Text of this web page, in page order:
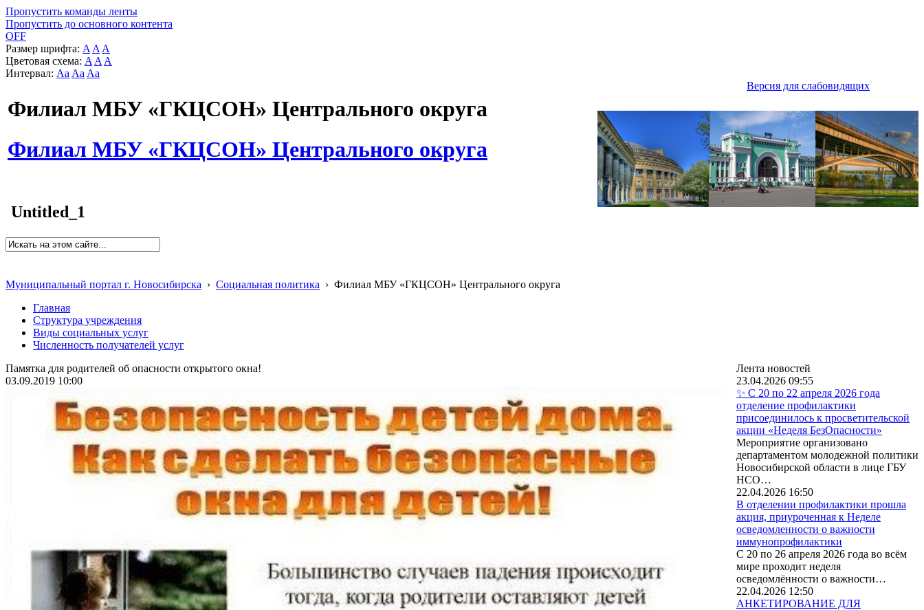
Пропустить команды ленты
Пропустить до основного контента
OFF
Размер шрифта: A A A
Цветовая схема: A A A
Интервал: Aa Aa Aa
Версия для слабовидящих
Филиал МБУ «ГКЦСОН» Центрального округа
Филиал МБУ «ГКЦСОН» Центрального округа
Untitled_1
Муниципальный портал г. Новосибирска › Социальная политика › Филиал МБУ «ГКЦСОН» Центрального округа
Главная
Структура учреждения
Виды социальных услуг
Численность получателей услуг
Памятка для родителей об опасности открытого окна!
03.09.2019 10:00
Лента новостей
23.04.2026 09:55
✨ С 20 по 22 апреля 2026 года
отделение профилактики
присоединилось к просветительской
акции «Неделя БезОпасности»
Мероприятие организовано
департаментом молодежной политики
Новосибирской области в лице ГБУ
НСО…
22.04.2026 16:50
В отделении профилактики прошла
акция, приуроченная к Неделе
осведомленности о важности
иммунопрофилактики
С 20 по 26 апреля 2026 года во всём
мире проходит неделя
осведомлённости о важности…
22.04.2026 12:50
АНКЕТИРОВАНИЕ ДЛЯ